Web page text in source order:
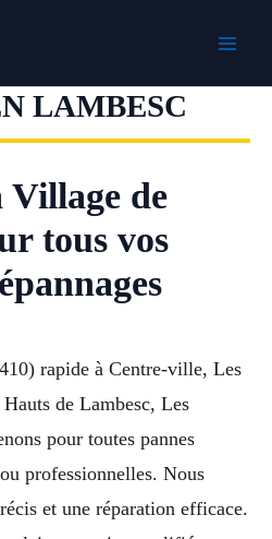
LAMBESC
de
tous vos
rapide à Centre-ville, Les
de Lambesc, Les
pour toutes pannes
professionnelles. Nous
et une réparation efficace.